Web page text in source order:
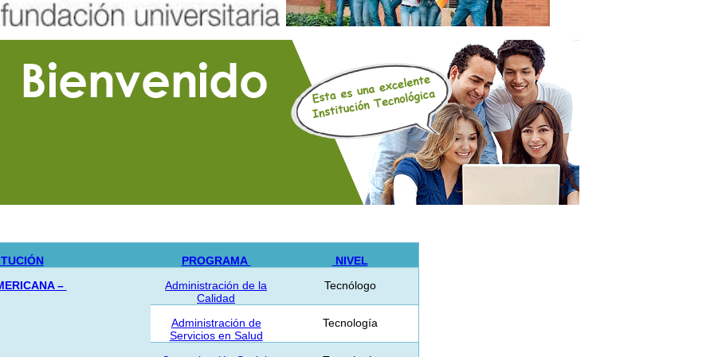
PROGRAMA
NIVEL
–
Administración de la
Calidad
Tecnólogo
Administración de
Servicios en Salud
Tecnología